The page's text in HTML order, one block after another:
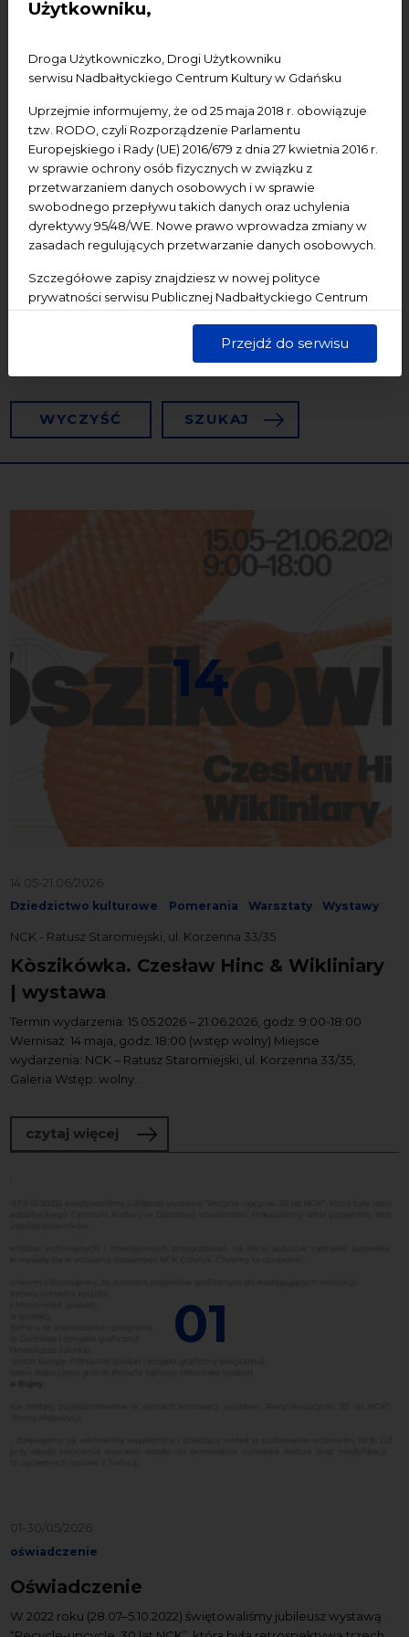
Użytkowniku,
Droga Użytkowniczko, Drogi Użytkowniku
serwisu Nadbałtyckiego Centrum Kultury w Gdańsku
Uprzejmie informujemy, że od 25 maja 2018 r. obowiązuje
tzw. RODO, czyli Rozporządzenie Parlamentu
Europejskiego i Rady (UE) 2016/679 z dnia 27 kwietnia 2016 r.
w sprawie ochrony osób fizycznych w związku z
przetwarzaniem danych osobowych i w sprawie
swobodnego przepływu takich danych oraz uchylenia
dyrektywy 95/48/WE. Nowe prawo wprowadza zmiany w
zasadach regulujących przetwarzanie danych osobowych.
Szczegółowe zapisy znajdziesz w nowej polityce
prywatności serwisu Publicznej Nadbałtyckiego Centrum
dane są przetwarzane w sposób bezpieczny, z należytą
starannością i zgodnie z obowiązującymi przepisami.
Przejdź do serwisu
Konferencje
Literatura
Warsztaty
wydarzenia bezpłatne
wydarzenia płatne
wydarzenie dostępne
Wydarzenie zewnętrzne
Wykład
Spotkania
Koncerty Wystawy Edukacja
Data początkowa
Data końcowa
Termin:
-Wszystkie- Dzisiaj Jutro Pojutrze
Następny miesiąc
WYCZYŚĆ SZUKAJ
14
14.05-21.06/2026
Dziedzictwo kulturowe Pomerania Warsztaty Wystawy
NCK - Ratusz Staromiejski, ul. Korzenna 33/35
Kòszikówka. Czesław Hinc & Wikliniary
| wystawa
Termin wydarzenia: 15.05.2026 – 21.06.2026, godz. 9:00-18:00
Wernisaż: 14 maja, godz. 18:00 (wstęp wolny) Miejsce
wydarzenia: NCK – Ratusz Staromiejski, ul. Korzenna 33/35,
Galeria Wstęp: wolny...
czytaj więcej o Kòszikówka. Czesław Hinc &
01
01-30/05/2026
oświadczenie
Oświadczenie
W 2022 roku (28.07–5.10.2022) świętowaliśmy jubileusz wystawą